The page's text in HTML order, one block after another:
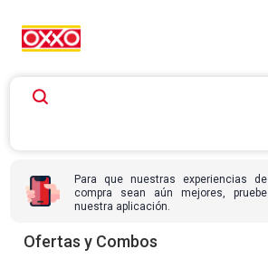
Para que nuestras experiencias de
compra sean aún mejores, pruebe
nuestra aplicación.
Ofertas y Combos